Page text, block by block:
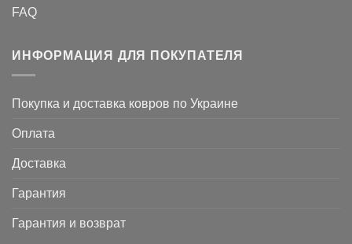
FAQ
ИНФОРМАЦИЯ ДЛЯ ПОКУПАТЕЛЯ
Покупка и доставка ковров по Украине
Оплата
Доставка
Гарантия
Гарантия и возврат